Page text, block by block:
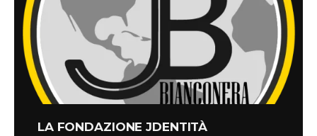
LA FONDAZIONE JDENTITÀ